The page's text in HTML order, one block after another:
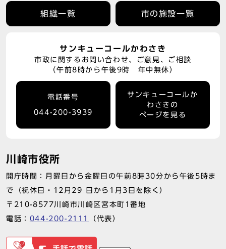
組織一覧 市の施設一覧
サンキューコールかわさき
市政に関するお問い合わせ、ご意見、ご相談
（午前8時から午後9時 年中無休）
電話番号
044-200-3939
サンキューコールか
わさきの
ページを見る
川崎市役所
開庁時間：月曜日から金曜日の午前8時30分から午後5時ま
で（祝休日・12月29 日から1月3日を除く）
〒210-8577川崎市川崎区宮本町1番地
電話： 044-200-2111 （代表）